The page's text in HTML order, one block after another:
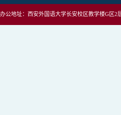
办公地址：西安外国语大学长安校区教学楼G